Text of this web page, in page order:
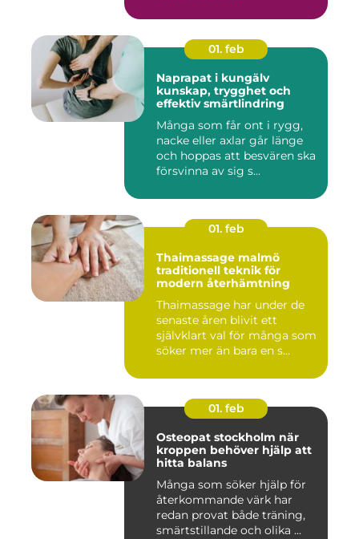
01. feb
Naprapat i kungälv
kunskap, trygghet och
effektiv smärtlindring
Många som får ont i rygg,
nacke eller axlar går länge
och hoppas att besvären ska
försvinna av sig s...
01. feb
Thaimassage malmö
traditionell teknik för
modern återhämtning
Thaimassage har under de
senaste åren blivit ett
självklart val för många som
söker mer än bara en s...
01. feb
Osteopat stockholm när
kroppen behöver hjälp att
hitta balans
Många som söker hjälp för
återkommande värk har
redan provat både träning,
smärtstillande och olika ...